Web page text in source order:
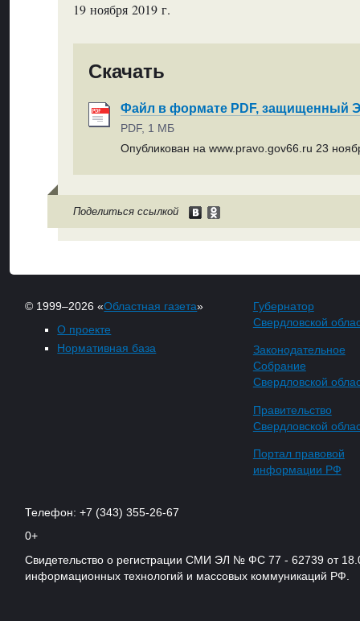
19 ноября 2019 г.
Скачать
Файл в формате PDF, защищенный
PDF, 1 МБ
Опубликован на www.pravo.gov66.ru 23
Поделиться ссылкой
© 1999–2026 «Областная газета»
О проекте
Нормативная база
Губернатор
Свердловской
Законодательное
Собрание
Свердловской
Правительство
Свердловской
Портал правовой
информации РФ
Телефон: +7 (343) 355-26-67
0+
Свидетельство о регистрации СМИ ЭЛ № ФС 77 - 62739 от
информационных технологий и массовых коммуникаций РФ.